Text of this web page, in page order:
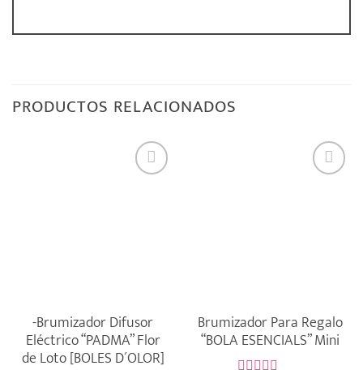
PRODUCTOS RELACIONADOS
-Brumizador Difusor
Eléctrico “PADMA” Flor
de Loto [BOLES D´OLOR]
Brumizador Para Regalo
“BOLA ESENCIALS” Mini